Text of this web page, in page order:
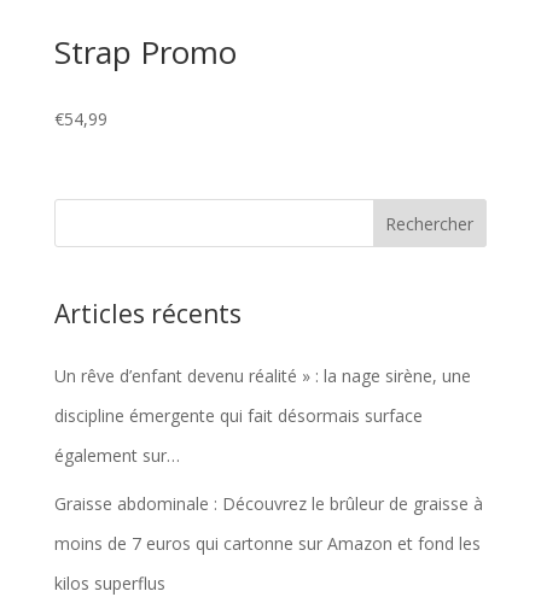
Strap Promo
€54,99
Articles récents
Un rêve d’enfant devenu réalité » : la nage sirène, une
discipline émergente qui fait désormais surface
également sur…
Graisse abdominale : Découvrez le brûleur de graisse à
moins de 7 euros qui cartonne sur Amazon et fond les
kilos superflus